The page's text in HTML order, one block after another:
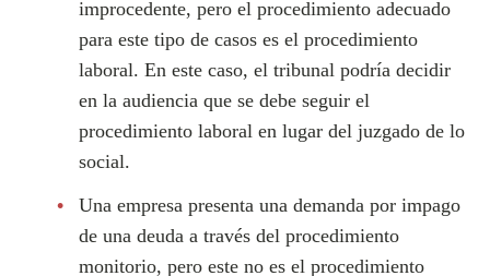
improcedente, pero el procedimiento adecuado
para este tipo de casos es el procedimiento
laboral. En este caso, el tribunal podría decidir
en la audiencia que se debe seguir el
procedimiento laboral en lugar del juzgado de lo
social.
Una empresa presenta una demanda por impago
de una deuda a través del procedimiento
monitorio, pero este no es el procedimiento